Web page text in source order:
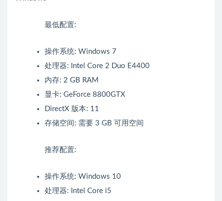
最低配置:
操作系统: Windows 7
处理器: Intel Core 2 Duo E4400
内存: 2 GB RAM
显卡: GeForce 8800GTX
DirectX 版本: 11
存储空间: 需要 3 GB 可用空间
推荐配置:
操作系统: Windows 10
处理器: Intel Core i5